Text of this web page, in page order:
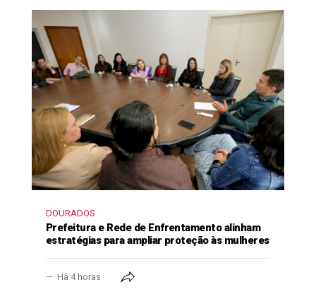
DOURADOS
Prefeitura e Rede de Enfrentamento alinham
estratégias para ampliar proteção às mulheres
Há 4 horas